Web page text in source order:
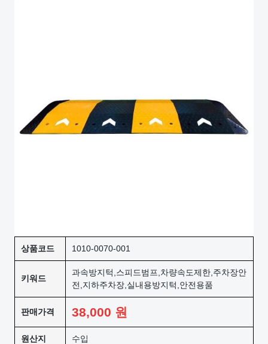
상품코드 1010-0070-001
키워드
과속방지턱,스피드범프,차량속도제한,주차장안
전,지하주차장,실내용방지턱,안전용품
판매가격 38,000 원
원산지 수입